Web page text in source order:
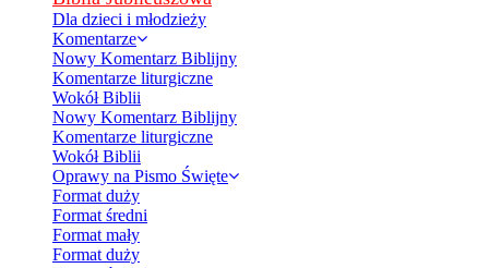
Dla dzieci i młodzieży
Komentarze
Nowy Komentarz Biblijny
Komentarze liturgiczne
Wokół Biblii
Nowy Komentarz Biblijny
Komentarze liturgiczne
Wokół Biblii
Oprawy na Pismo Święte
Format duży
Format średni
Format mały
Format duży